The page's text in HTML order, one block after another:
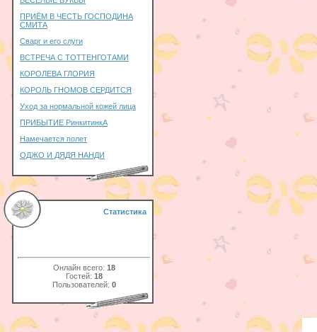
ПРИЁМ В ЧЕСТЬ ГОСПОДИНА
СМИТА
Сварг и его слуги
ВСТРЕЧА С ТОТТЕНГОТАМИ
КОРОЛЕВА ГЛОРИЯ
КОРОЛЬ ГНОМОВ СЕРДИТСЯ
Уход за нормальной кожей лица
ПРИБЫТИЕ РинкитинкА
Намечается полет
ОДЖО И ДЯДЯ НАНДИ
Статистика
Онлайн всего: 18
Гостей: 18
Пользователей: 0